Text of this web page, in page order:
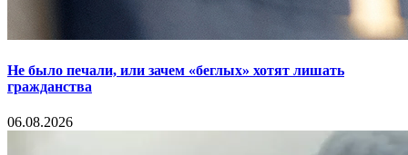
Не было печали, или зачем «беглых» хотят лишать
гражданства
06.08.2026